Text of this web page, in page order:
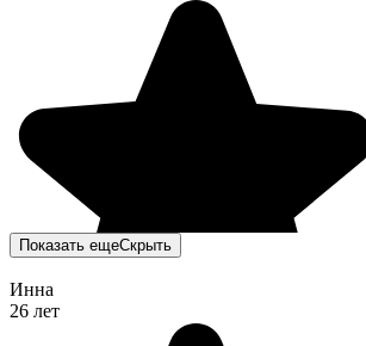
Показать ещеСкрыть
Инна
26 лет